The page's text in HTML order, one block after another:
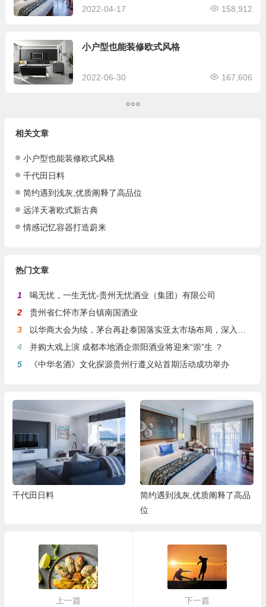
2022-04-17 158,912
小户型也能装修欧式风格
2022-06-30 167,606
相关文章
小户型也能装修欧式风格
千代田日料
简约遇到浅灰,优质阐释了高品位
远洋天著欧式新古典
情感记忆容器打造蔚来
热门文章
1
喝无忧，一生无忧-贵州无忧酒业（集团）有限公司
2
贵州省仁怀市茅台镇南国酒业
3
以华商大会为续，茅台再赴泰国落实亚太市场布局，深入贯彻国际化战略
4
并购大戏上演 成都本地酒企崇阳酒业将迎来“崇”生 ？
5
《中华名酒》文化探源贵州行遵义站首期活动成功举办
千代田日料
简约遇到浅灰,优质阐释了高品
位
上一篇
下一篇